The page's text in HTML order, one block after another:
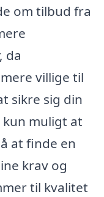
om tilbud fra
da
villige til
sikre sig din
muligt at
at finde en
krav og
til kvalitet